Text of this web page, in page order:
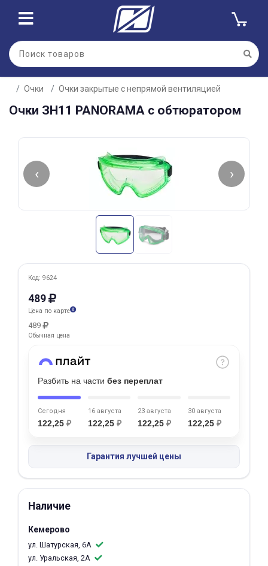
Очки Очки закрытые с непрямой вентиляцией
Очки ЗН11 PANORAMA с обтюратором
‹ ›
Код: 9624
489
Цена по карте
489
Обычная цена
Разбить на части без переплат
Сегодня
122,25 ₽
16 августа
122,25 ₽
23 августа
122,25 ₽
30 августа
122,25 ₽
Гарантия лучшей цены
Наличие
Кемерово
ул. Шатурская, 6А
ул. Уральская, 2А
Для клиентов всех банков
Разбейте
оплату на части
без переплат
График платежей
в корзину
Оплачивайте сегодня только
25 % картой любого банка
Получайте товар
выбранный способом
Оставшиеся75% будут
списыватьсяс вашей карты
по25%каждые 2 недели
Подробнее
об оплате Плайтом